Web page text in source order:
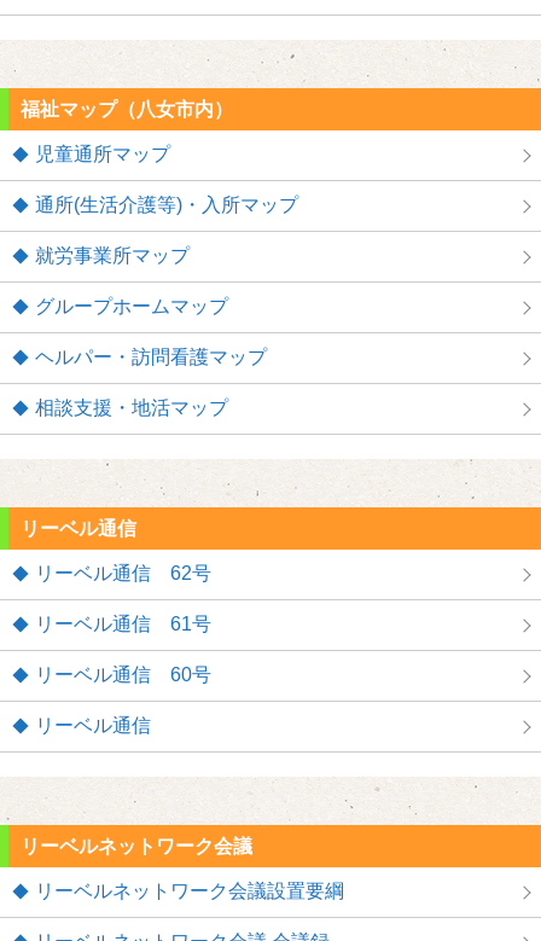
福祉マップ（八女市内）
児童通所マップ
通所(生活介護等)・入所マップ
就労事業所マップ
グループホームマップ
ヘルパー・訪問看護マップ
相談支援・地活マップ
リーベル通信
リーベル通信 62号
リーベル通信 61号
リーベル通信 60号
リーベル通信
リーベルネットワーク会議
リーベルネットワーク会議設置要綱